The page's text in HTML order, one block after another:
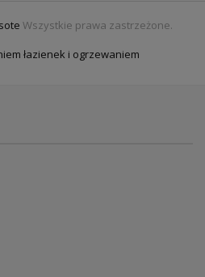
Wszystkie prawa zastrzeżone.
łazienek i ogrzewaniem